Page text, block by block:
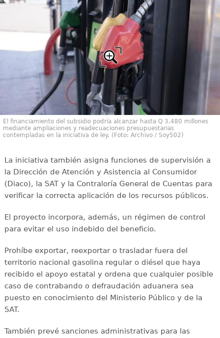
El financiamiento del subsidio podría alcanzar hasta Q 3,480 millones
mediante ampliaciones y readecuaciones presupuestarias
contempladas en la iniciativa de ley. (Foto: Archivo / Soy502)
La iniciativa también asigna funciones de supervisión a
la Dirección de Atención y Asistencia al Consumidor
(Diaco), la SAT y la Contraloría General de Cuentas para
verificar la correcta aplicación de los recursos públicos.
El proyecto incorpora, además, un régimen de control
para evitar el uso indebido del beneficio.
Prohíbe exportar, reexportar o trasladar fuera del
territorio nacional gasolina regular o diésel que haya
recibido el apoyo estatal y ordena que cualquier posible
caso de contrabando o defraudación aduanera sea
puesto en conocimiento del Ministerio Público y de la
SAT.
También prevé sanciones administrativas para las